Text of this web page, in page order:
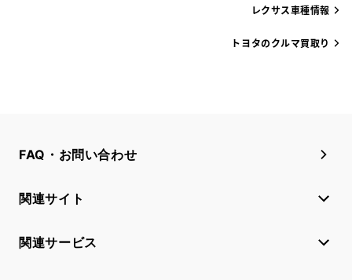
レクサス車種情報
トヨタのクルマ買取り
FAQ・お問い合わせ
関連サイト
関連サービス